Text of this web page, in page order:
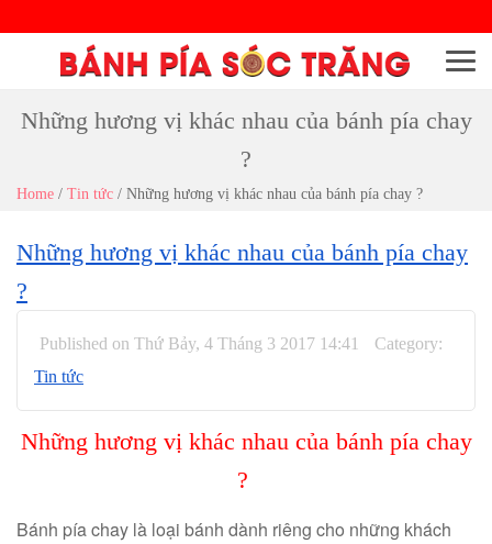
Menu
Những hương vị khác nhau của bánh pía chay
?
Home / Tin tức / Những hương vị khác nhau của bánh pía chay ?
Những hương vị khác nhau của bánh pía chay
?
Published on Thứ Bảy, 4 Tháng 3 2017 14:41
Category:
Tin tức
Những hương vị khác nhau của bánh pía chay
?
Bánh pía chay là loại bánh dành riêng cho những khách